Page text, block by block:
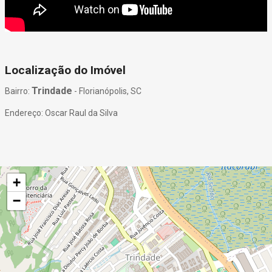
Localização do Imóvel
Bairro: Trindade - Florianópolis, SC
Endereço: Oscar Raul da Silva
+
−